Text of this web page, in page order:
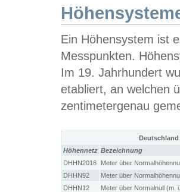
Ein Höhensystem ist
Messpunkten.
Im 19. Jahrhundert
etabliert, an welchen
zentimetergenau
Höhennetz Bezeichnung
DHHN2016
Meter über
DHHN92
Meter über
DHHN12
Meter über Normalnull (m.